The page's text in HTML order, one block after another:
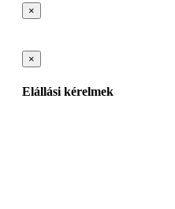
×
×
Elállási kérelmek